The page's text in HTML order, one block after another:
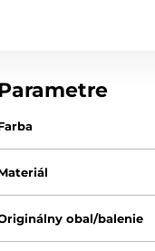
obal/balenie